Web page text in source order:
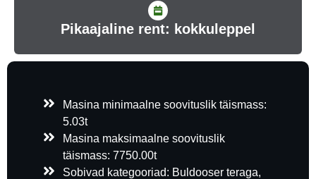
Pikaajaline rent: kokkuleppel
Masina minimaalne soovituslik täismass:
5.03t
Masina maksimaalne soovituslik
täismass: 7750.00t
Sobivad kategooriad: Buldooser teraga,